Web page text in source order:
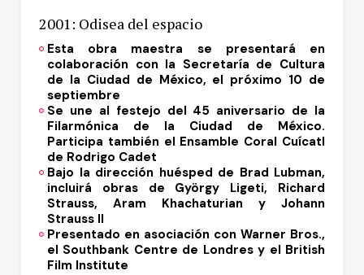
2001: Odisea del espacio
Esta obra maestra se presentará en
colaboración con la Secretaría de Cultura
de la Ciudad de México, el próximo 10 de
septiembre
Se une al festejo del 45 aniversario de la
Filarmónica de la Ciudad de México.
Participa también el Ensamble Coral Cuícatl
de Rodrigo Cadet
Bajo la dirección huésped de Brad Lubman,
incluirá obras de György Ligeti, Richard
Strauss, Aram Khachaturian y Johann
Strauss II
Presentado en asociación con Warner Bros.,
el Southbank Centre de Londres y el British
Film Institute